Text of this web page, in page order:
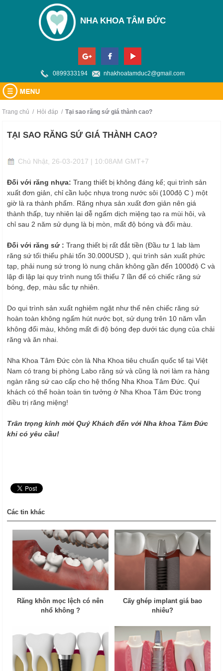
NHA KHOA TÂM ĐỨC
0899333194 nhakhoatamduc2@gmail.com
TRANG CHỦ
TIN TỨC
BẢNG GIÁ
HỎI ĐÁP
BẢN ĐỒ
LIÊN HỆ
Trang chủ / Hỏi đáp / tại sao răng sứ giá thành cao?
TẠI SAO RĂNG SỨ GIÁ THÀNH CAO?
Chủ Nhật, 26-03-2017 | 10:08AM GMT+7
Đối với răng nhựa: Trang thiết bị không đáng kể; qui trình sản
xuất đơn giản, chỉ cần luộc nhựa trong nước sôi (100độ C ) một
giờ là ra thành phẩm. Răng nhựa sản xuất đơn giản nên giá
thành thấp, tuy nhiên lại dễ ngấm dịch miệng tạo ra mùi hôi, và
chỉ sau 2 năm sử dụng là bị mòn, mất độ bóng và đổi màu.
Đối với răng sứ : Trang thiết bị rất đắt tiền (Đầu tư 1 lab làm
răng sứ tối thiểu phải tốn 30.000USD ), qui trình sản xuất phức
tạp, phải nung sứ trong lò nung chân không gần đến 1000độ C và
lập đi lập lại quy trình nung tối thiểu 7 lần để có chiếc răng sứ
bóng, đẹp, màu sắc tự nhiên.
Do qui trình sản xuất nghiêm ngặt như thế nên chiếc răng sứ
hoàn toàn không ngấm hút nước bọt, sử dụng trên 10 năm vẫn
không đổi màu, không mất đi độ bóng đẹp dưới tác dụng của chải
răng và ăn nhai.
Nha Khoa Tâm Đức còn là Nha Khoa tiêu chuẩn quốc tế tại Việt
Nam có trang bị phòng Labo răng sứ và cũng là nơi làm ra hàng
ngàn răng sứ cao cấp cho hệ thống Nha Khoa Tâm Đức. Quí
khách có thể hoàn toàn tin tưởng ở Nha Khoa Tâm Đức trong
điều trị răng miệng!
Trân trọng kính mời Quý Khách đến với Nha khoa Tâm Đức
khi có yêu cầu!
Các tin khác
Răng khôn mọc lệch có nên
nhổ không ?
Cấy ghép implant giá bao
nhiêu?